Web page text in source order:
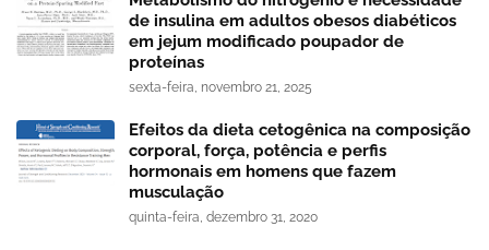
de insulina em adultos obesos diabéticos
em jejum modificado poupador de
proteínas
sexta-feira, novembro 21, 2025
Efeitos da dieta cetogênica na composição
corporal, força, potência e perfis
hormonais em homens que fazem
musculação
quinta-feira, dezembro 31, 2020